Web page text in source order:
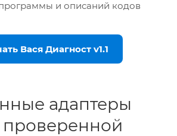
и описаний кодов
Вася Диагност v1.1
адаптеры
проверенной